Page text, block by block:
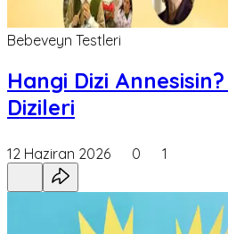
Bebeveyn Testleri
Hangi Dizi
Dizileri
12 Haziran 2026 0 1